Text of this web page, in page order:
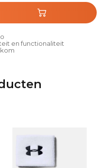
en functionaliteit